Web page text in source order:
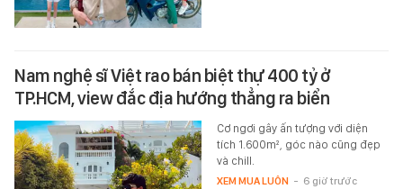
Nam nghệ sĩ Việt rao bán biệt thự 400 tỷ ở
TP.HCM, view đắc địa hướng thẳng ra biển
Cơ ngơi gây ấn tượng với diện
tích 1.600m², góc nào cũng đẹp
và chill.
XEM MUA LUÔN - 6 giờ trước